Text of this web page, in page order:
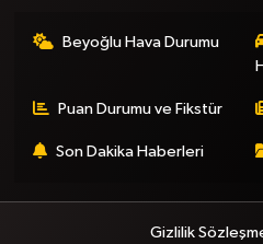
Beyoğlu Hava Durumu
Puan Durumu ve Fikstür
Son Dakika Haberleri
Gizlilik